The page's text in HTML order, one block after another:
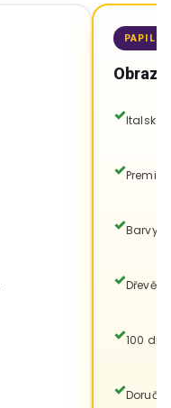
Obraz
Italské
Barvy
100